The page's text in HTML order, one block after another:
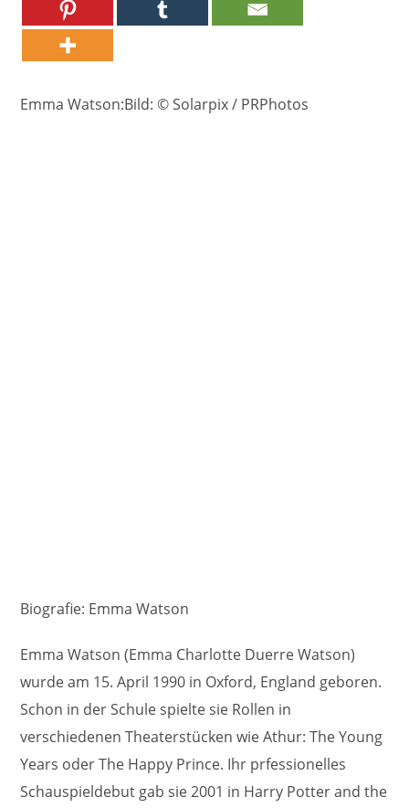
Emma Watson:Bild: © Solarpix / PRPhotos
Biografie: Emma Watson
Emma Watson (Emma Charlotte Duerre Watson)
wurde am 15. April 1990 in Oxford, England geboren.
Schon in der Schule spielte sie Rollen in
verschiedenen Theaterstücken wie Athur: The Young
Years oder The Happy Prince. Ihr prfessionelles
Schauspieldebut gab sie 2001 in Harry Potter and the